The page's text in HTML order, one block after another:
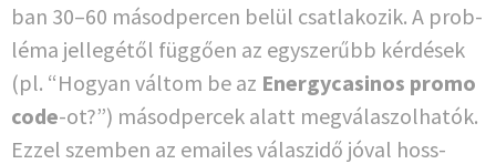
ban 30–60 másod­per­cen belül csat­la­ko­z­ik. A pro­b­
lé­ma jel­le­gé­től füg­gően az egys­zerűbb kérdé­sek
(pl. “Hogyan vál­tom be az Ener­gy­ca­si­nos pro­mo
code-ot?”) másod­percek alatt meg­vá­las­zol­ha­tók.
Ezzel szem­ben az emai­les válas­zi­dő jóval hoss­